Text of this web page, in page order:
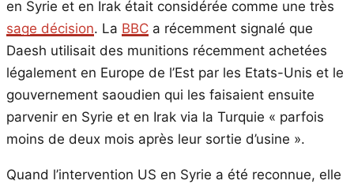
en Syrie et en Irak était considérée comme une très
sage décision. La BBC a récemment signalé que
Daesh utilisait des munitions récemment achetées
légalement en Europe de l’Est par les Etats-Unis et le
gouvernement saoudien qui les faisaient ensuite
parvenir en Syrie et en Irak via la Turquie « parfois
moins de deux mois après leur sortie d’usine ».
Quand l’intervention US en Syrie a été reconnue, elle